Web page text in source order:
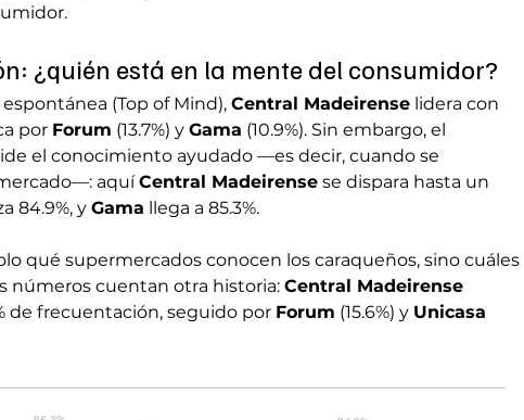
¿quién está en la mente del consumidor?
(Top of Mind), Central Madeirense lidera con
por Forum (13.7%) y Gama (10.9%). Sin embargo, el
el conocimiento ayudado —es decir, cuando se
aquí Central Madeirense se dispara hasta un
84.9%, y Gama llega a 85.3%.
qué supermercados conocen los caraqueños, sino cuáles
números cuentan otra historia: Central Madeirense
de frecuentación, seguido por Forum (15.6%) y Unicasa